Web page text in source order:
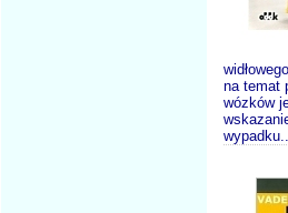
na temat
wózków